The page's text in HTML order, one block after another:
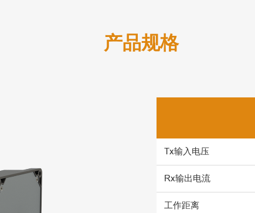
产品规格
Tx输入电压
Rx输出电流
工作距离